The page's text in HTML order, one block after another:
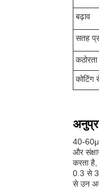
बढ़ाव
सतह
कठोरता
कोटिंग
40-
और
करता
0.3 से
से उन